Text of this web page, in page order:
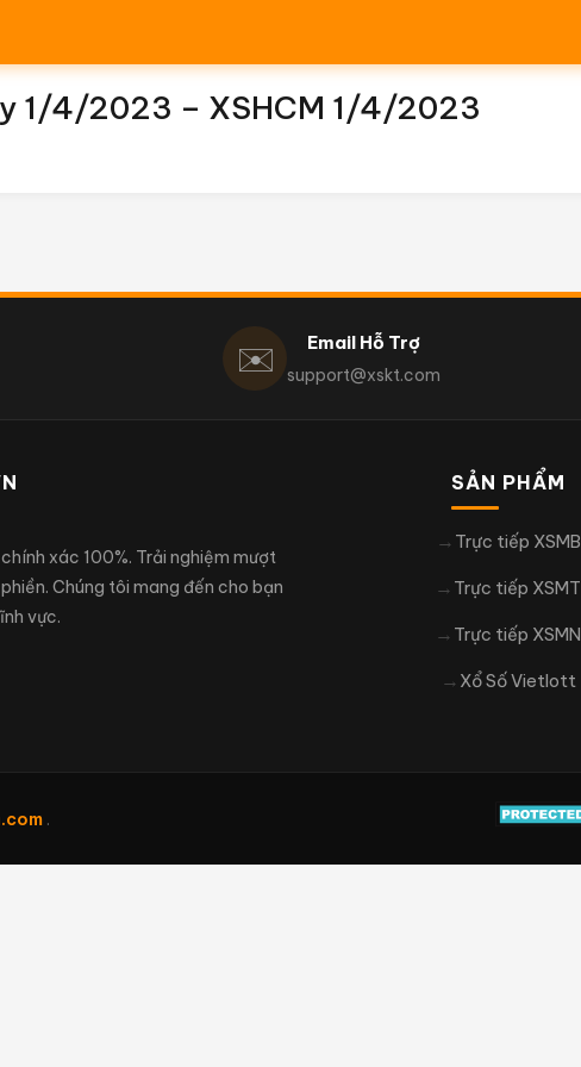
1/4/2023 – XSHCM 1/4/2023
✉️ Email Hỗ Trợ
support@xskt.com
xác 100%. Trải nghiệm mượt
Chúng tôi mang đến cho bạn
vực.
SẢN PHẨM
Trực tiếp XSMB
Trực tiếp XSMT
Trực tiếp XSMN
Xổ Số Vietlott
.